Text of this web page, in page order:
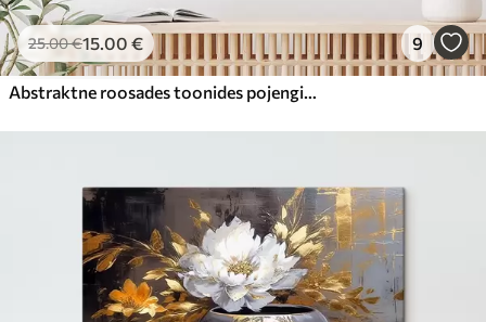
25.00€15.00 € 9
Abstraktne roosades toonides pojengide kimp